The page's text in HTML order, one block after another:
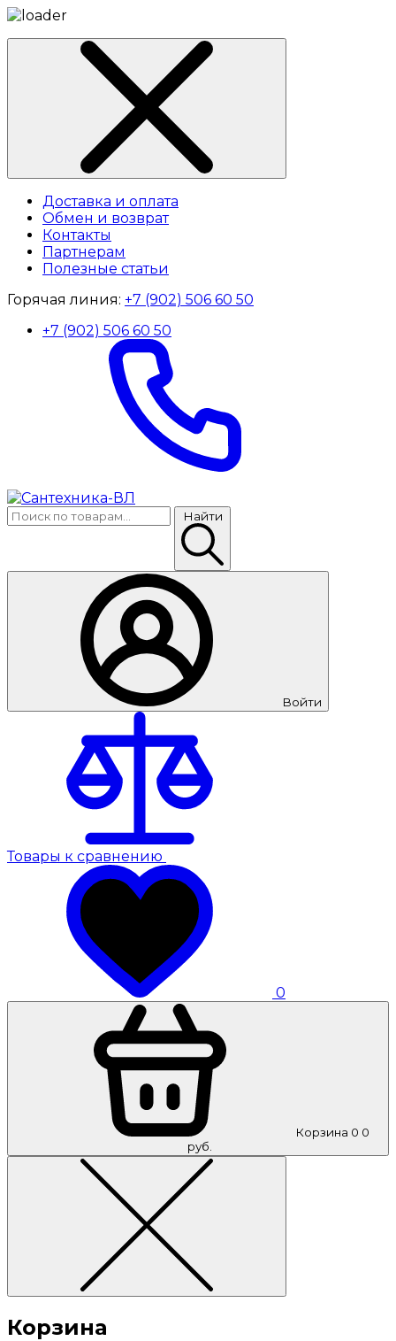
Доставка и оплата
Обмен и возврат
Контакты
Партнерам
Полезные статьи
Горячая линия: +7 (902) 506 60 50
+7 (902) 506 60 50
Найти
Войти
Товары к сравнению
0
Корзина 0 0
руб.
Корзина